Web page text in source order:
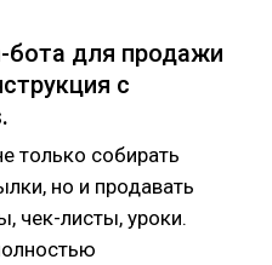
бота для продажи
с
только собирать
но и продавать
чек-листы, уроки.